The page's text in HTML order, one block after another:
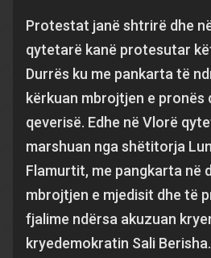
Protestat janë shtrirë dhe
qytetarë kanë protesutar
Durrës ku me pankarta të
kërkuan mbrojtjen e pronës
qeverisë. Edhe në Vlorë
marshuan nga shëtitorja
Flamurtit, me pangkarta në
mbrojtjen e mjedisit dhe të
fjalime ndërsa akuzuan
kryedemokratin Sali